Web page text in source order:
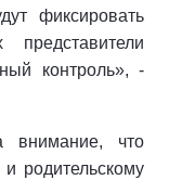
фиксировать
представители
контроль», -
внимание, что
родительскому